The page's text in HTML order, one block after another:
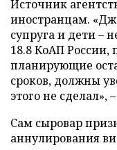
Источник
иностранцам.
супруга и дети –
18.8 КоАП России,
планирующие
сроков, должны
этого не сделал»,
Сам сыровар
аннулирования